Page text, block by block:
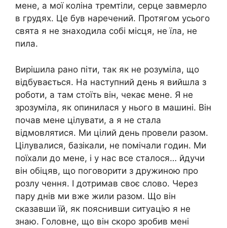
мене, а мої коліна тремтіли, серце завмерло
в грудях. Це був наречений. Протягом усього
свята я не знаходила собі місця, не їла, не
пила.
Вирішила рано піти, так як не розуміла, що
відбувається. На наступний день я вийшла з
роботи, а там стоїть він, чекає мене. Я не
зрозуміла, як опинилася у нього в машині. Він
почав мене цілувати, а я не стала
відмовлятися. Ми цілий день провели разом.
Цілувалися, базікали, не помічали годин. Ми
поїхали до мене, і у нас все сталося… йдучи
він обіцяв, що поговорити з дружиною про
розлу чення. І дотримав своє слово. Через
пару днів ми вже жили разом. Що він
сказавши їй, як пояснивши ситуацію я не
знаю. Головне, що він скоро зробив мені